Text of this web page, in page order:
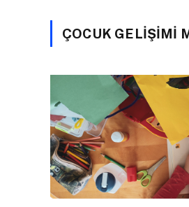
ÇOCUK GELIŞIMI